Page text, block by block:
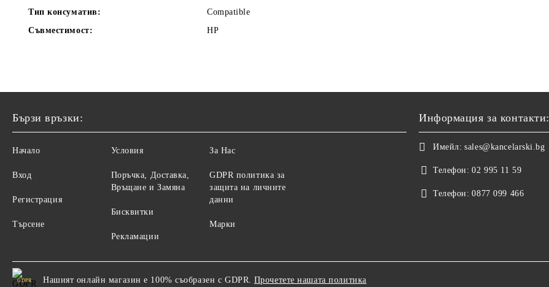
Тип консуматив:
Compatible
Съвместимост:
HP
Бързи връзки:
Начало
Вход
Регистрация
Търсене
Условия
Поръчка, Доставка,
Връщане и Замяна
Бисквитки
Рекламации
За Нас
GDPR политика за
защита на личните
данни
Марки
Информация за контакти:
Имейл: sales@kancelarski.bg
Телефон: 02 995 11 59
Телефон: 0877 099 466
GDPR Нашият онлайн магазин е 100% съобразен с GDPR. Прочетете нашата политика